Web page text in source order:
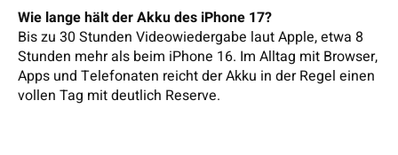
Wie lange hält der Akku des iPhone 17?
Bis zu 30 Stunden Videowiedergabe laut Apple, etwa 8
Stunden mehr als beim iPhone 16. Im Alltag mit Browser,
Apps und Telefonaten reicht der Akku in der Regel einen
vollen Tag mit deutlich Reserve.